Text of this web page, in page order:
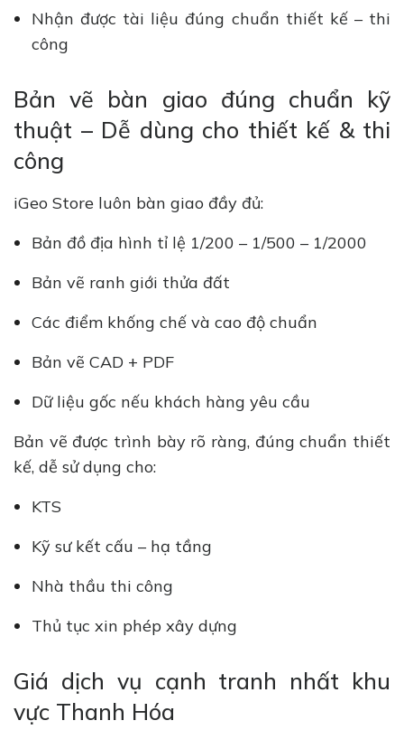
Nhận được tài liệu đúng chuẩn thiết kế – thi
công
Bản vẽ bàn giao đúng chuẩn kỹ
thuật – Dễ dùng cho thiết kế & thi
công
iGeo Store luôn bàn giao đầy đủ:
Bản đồ địa hình tỉ lệ 1/200 – 1/500 – 1/2000
Bản vẽ ranh giới thửa đất
Các điểm khống chế và cao độ chuẩn
Bản vẽ CAD + PDF
Dữ liệu gốc nếu khách hàng yêu cầu
Bản vẽ được trình bày rõ ràng, đúng chuẩn thiết
kế, dễ sử dụng cho:
KTS
Kỹ sư kết cấu – hạ tầng
Nhà thầu thi công
Thủ tục xin phép xây dựng
Giá dịch vụ cạnh tranh nhất khu
vực Thanh Hóa